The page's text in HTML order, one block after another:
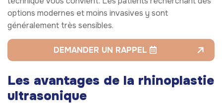
options modernes et moins invasives y sont
généralement très sensibles.
DEMANDER UN RAPPEL
Les avantages de la rhinoplastie
ultrasonique